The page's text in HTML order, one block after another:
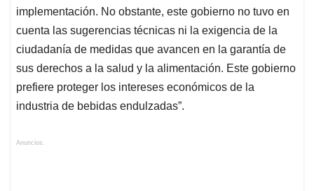
implementación. No obstante, este gobierno no tuvo en
cuenta las sugerencias técnicas ni la exigencia de la
ciudadanía de medidas que avancen en la garantía de
sus derechos a la salud y la alimentación. Este gobierno
prefiere proteger los intereses económicos de la
industria de bebidas endulzadas”.
Anuncios.